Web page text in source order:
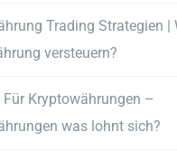
Trading Strategien |
versteuern?
Kryptowährungen –
was lohnt sich?